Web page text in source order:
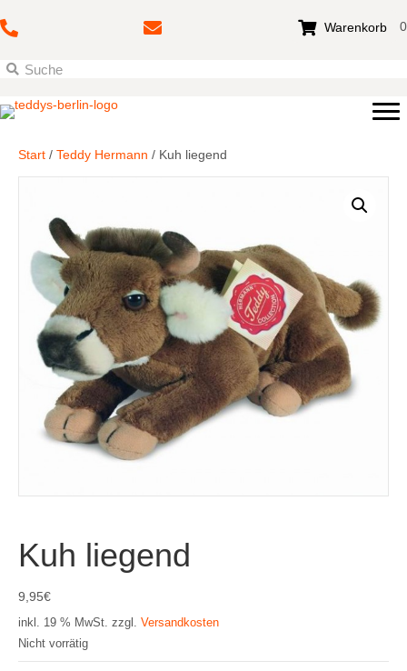
Warenkorb 0
Start / Teddy Hermann / Kuh liegend
Kuh liegend
9,95€
inkl. 19 % MwSt. zzgl. Versandkosten
Nicht vorrätig